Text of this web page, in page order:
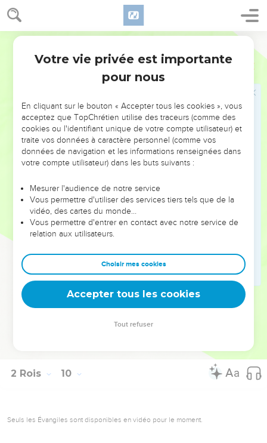
2 Rois 9
Mort de Jézabel
Jéhu entra dans Jizreel. Quand Jézabel l'apprit, elle se
maquilla les yeux, s’embellit la tête et regarda par la fenêtre.
Alors que Jéhu franchissait la porte, elle dit : « Tout va
bien, espèce de Zimri assassin de son seigneur ? »
Il leva le visage vers la fenêtre et dit : « Qui est avec moi ?
Qui ? » Deux ou trois eunuques le regardèrent en
s'approchant de la fenêtre.
Il dit : « Jetez-la en bas ! » Ils la jetèrent, et son sang
éclaboussa la muraille et les chevaux. Jéhu la piétina,
« Allez voir cette maudite et enterrez-la, car c’est la fille d’un
On partit pour l'enterrer, mais on ne trouva d'elle que le
crâne, les pieds et les paumes des mains.
On retourna l'annoncer à Jéhu qui dit : « C'est ce que
l’Eternel avait déclaré par l’intermédiaire de son serviteur
Elie le Thishbite, quand il a dit : ‘Les chiens mangeront la
chair de Jézabel dans le camp de Jizreel,
et le cadavre de Jézabel sera pareil à du fumier qu’on
2 Rois 10
Seuls les Évangiles sont disponibles en vidéo pour le moment.
Votre vie privée est importante
pour nous
En cliquant sur le bouton « Accepter tous les cookies », vous
acceptez que TopChrétien utilise des traceurs (comme des
cookies ou l'identifiant unique de votre compte utilisateur) et
traite vos données à caractère personnel (comme vos
données de navigation et les informations renseignées dans
votre compte utilisateur) dans les buts suivants :
Mesurer l'audience de notre service
Vous permettre d'utiliser des services tiers tels que de la
vidéo, des cartes du monde…
Vous permettre d'entrer en contact avec notre service de
relation aux utilisateurs.
Choisir mes cookies
Accepter tous les cookies
Tout refuser